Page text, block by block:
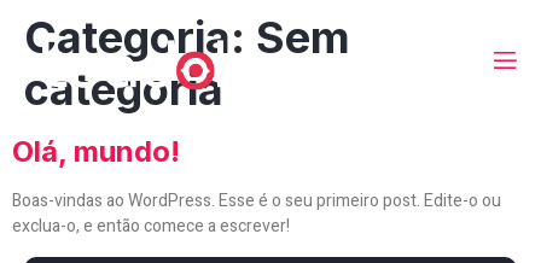
Categoria: Sem
categoria
Olá, mundo!
Boas-vindas ao WordPress. Esse é o seu primeiro post. Edite-o ou
exclua-o, e então comece a escrever!